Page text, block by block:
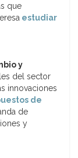
que
estudiar
y
del sector
innovaciones
de
de
y